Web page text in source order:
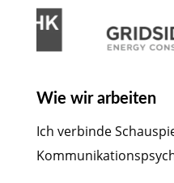
Wie wir arbeiten
Ich verbinde